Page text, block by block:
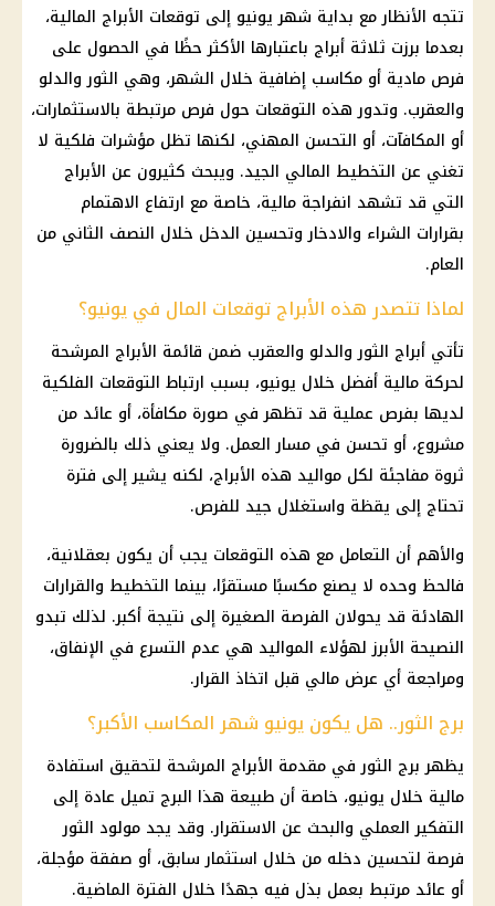
تتجه الأنظار مع بداية شهر يونيو إلى توقعات الأبراج المالية،
بعدما برزت ثلاثة أبراج باعتبارها الأكثر حظًا في الحصول على
فرص مادية أو مكاسب إضافية خلال الشهر، وهي الثور والدلو
والعقرب. وتدور هذه التوقعات حول فرص مرتبطة بالاستثمارات،
أو المكافآت، أو التحسن المهني، لكنها تظل مؤشرات فلكية لا
تغني عن التخطيط المالي الجيد. ويبحث كثيرون عن الأبراج
التي قد تشهد انفراجة مالية، خاصة مع ارتفاع الاهتمام
بقرارات الشراء والادخار وتحسين الدخل خلال النصف الثاني من
العام.
لماذا تتصدر هذه الأبراج توقعات المال في يونيو؟
تأتي أبراج الثور والدلو والعقرب ضمن قائمة الأبراج المرشحة
لحركة مالية أفضل خلال يونيو، بسبب ارتباط التوقعات الفلكية
لديها بفرص عملية قد تظهر في صورة مكافأة، أو عائد من
مشروع، أو تحسن في مسار العمل. ولا يعني ذلك بالضرورة
ثروة مفاجئة لكل مواليد هذه الأبراج، لكنه يشير إلى فترة
تحتاج إلى يقظة واستغلال جيد للفرص.
والأهم أن التعامل مع هذه التوقعات يجب أن يكون بعقلانية،
فالحظ وحده لا يصنع مكسبًا مستقرًا، بينما التخطيط والقرارات
الهادئة قد يحولان الفرصة الصغيرة إلى نتيجة أكبر. لذلك تبدو
النصيحة الأبرز لهؤلاء المواليد هي عدم التسرع في الإنفاق،
ومراجعة أي عرض مالي قبل اتخاذ القرار.
برج الثور.. هل يكون يونيو شهر المكاسب الأكبر؟
يظهربرج الثورفي مقدمة الأبراج المرشحة لتحقيق استفادة
مالية خلال يونيو، خاصة أن طبيعة هذا البرج تميل عادة إلى
التفكير العملي والبحث عن الاستقرار. وقد يجد مولود الثور
فرصة لتحسين دخله من خلال استثمارسابق، أو صفقة مؤجلة،
أو عائد مرتبط بعمل بذل فيه جهدًا خلال الفترة الماضية.